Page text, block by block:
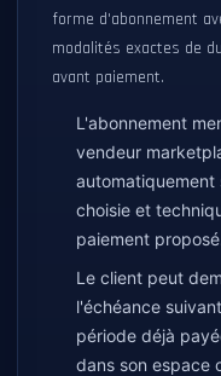
forme d'abonnement
modalités exactes de
avant paiement.
L'abonnement
vendeur
choisie et
paiement
Le client peut
l'échéance
période déjà
dans son espace